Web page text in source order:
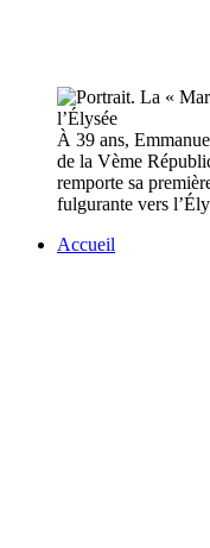
À 39 ans,
de la Vème
remporte sa
fulgurante vers
Accueil